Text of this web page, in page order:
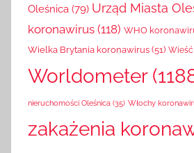
Oleśnica (79) Urząd Miasta
koronawirus (118) WHO
Wielka Brytania koronawirus (51)
Worldometer
nieruchomości Oleśnica (35) Włochy
zakażenia